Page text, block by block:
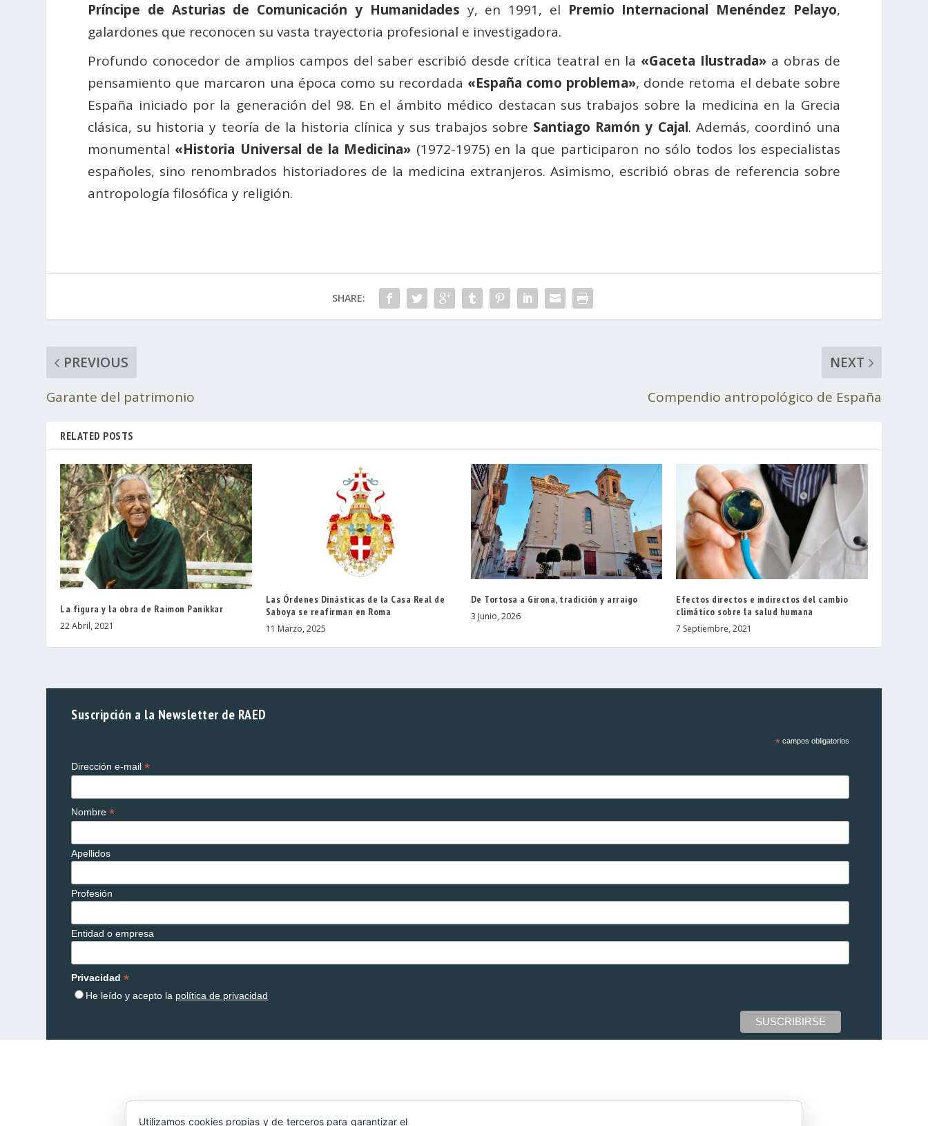
Príncipe de Asturias de Comunicación y Humanidades y, en 1991, el Premio Internacional Menéndez Pelayo,
galardones que reconocen su vasta trayectoria profesional e investigadora.
Profundo conocedor de amplios campos del saber escribió desde crítica teatral en la «Gaceta Ilustrada» a obras de
pensamiento que marcaron una época como su recordada «España como problema», donde retoma el debate sobre
España iniciado por la generación del 98. En el ámbito médico destacan sus trabajos sobre la medicina en la Grecia
clásica, su historia y teoría de la historia clínica y sus trabajos sobre Santiago Ramón y Cajal. Además, coordinó una
monumental «Historia Universal de la Medicina» (1972-1975) en la que participaron no sólo todos los especialistas
españoles, sino renombrados historiadores de la medicina extranjeros. Asimismo, escribió obras de referencia sobre
antropología filosófica y religión.
SHARE:
PREVIOUS
Garante del patrimonio
NEXT
Compendio antropológico de España
RELATED POSTS
La figura y la obra de Raimon Panikkar
22 Abril, 2021
Las Órdenes Dinásticas de la Casa Real de
Saboya se reafirman en Roma
11 Marzo, 2025
De Tortosa a Girona, tradición y arraigo
3 Junio, 2026
Efectos directos e indirectos del cambio
climático sobre la salud humana
7 Septiembre, 2021
Suscripción a la Newsletter de RAED
*campos obligatorios
Dirección e-mail*
Nombre*
Apellidos
Profesión
Entidad o empresa
Privacidad*
He leído y acepto la política de privacidad
Utilizamos cookies propias y de terceros para garantizar el